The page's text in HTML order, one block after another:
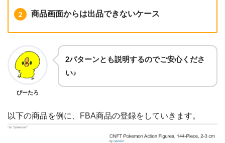
商品画面からは出品できないケース
ぴーたろ
2パターンとも説明するのでご安心くださ
い♪
以下の商品を例に、FBA商品の登録をしていきます。